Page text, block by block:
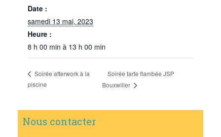
Date :
samedi 13 mai, 2023
Heure :
8 h 00 min à 13 h 00 min
Soirée afterwork à la
piscine
Soirée tarte flambée JSP
Bouxwiller
Nous contacter